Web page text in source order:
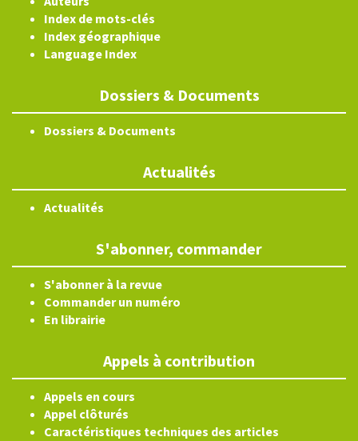
Index de mots-clés
Index géographique
Language Index
Dossiers & Documents
Dossiers & Documents
Actualités
Actualités
S'abonner, commander
S'abonner à la revue
Commander un numéro
En librairie
Appels à contribution
Appels en cours
Appel clôturés
Caractéristiques techniques des articles